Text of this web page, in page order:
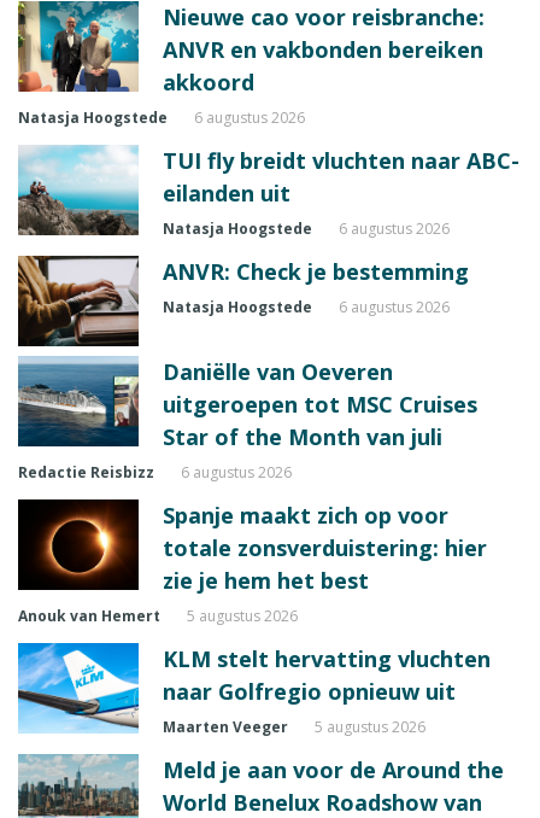
Nieuwe cao voor reisbranche:
ANVR en vakbonden bereiken
akkoord
Natasja Hoogstede 6 augustus 2026
TUI fly breidt vluchten naar ABC-
eilanden uit
Natasja Hoogstede 6 augustus 2026
ANVR: Check je bestemming
Natasja Hoogstede 6 augustus 2026
Daniëlle van Oeveren
uitgeroepen tot MSC Cruises
Star of the Month van juli
Redactie Reisbizz 6 augustus 2026
Spanje maakt zich op voor
totale zonsverduistering: hier
zie je hem het best
Anouk van Hemert 5 augustus 2026
KLM stelt hervatting vluchten
naar Golfregio opnieuw uit
Maarten Veeger 5 augustus 2026
Meld je aan voor de Around the
World Benelux Roadshow van